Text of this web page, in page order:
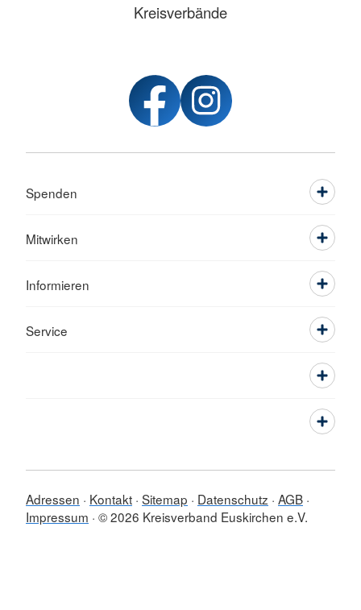
Kreisverbände
Spenden
Mitwirken
Informieren
Service
Adressen Kontakt Sitemap Datenschutz AGB
Impressum © 2026 Kreisverband Euskirchen e.V.